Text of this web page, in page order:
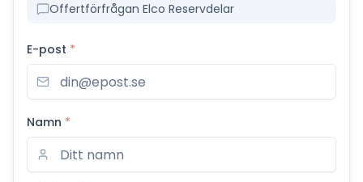
Offertförfrågan Elco Reservdelar
E-post *
Namn *